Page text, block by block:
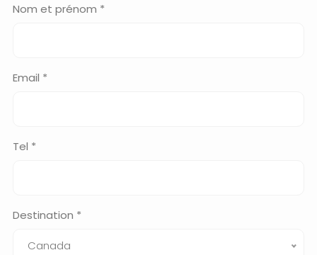
Nom et prénom *
Email *
Tel *
Destination *
Canada